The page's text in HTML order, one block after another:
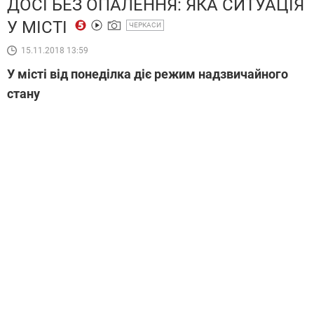
ДОСІ БЕЗ ОПАЛЕННЯ: ЯКА СИТУАЦІЯ
У МІСТІ
ЧЕРКАСИ
15.11.2018 13:59
У місті від понеділка діє режим надзвичайного
стану